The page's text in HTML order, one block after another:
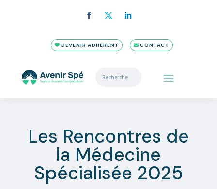
DEVENIR ADHÉRENT CONTACT
Les Rencontres de
la Médecine
Spécialisée 2025